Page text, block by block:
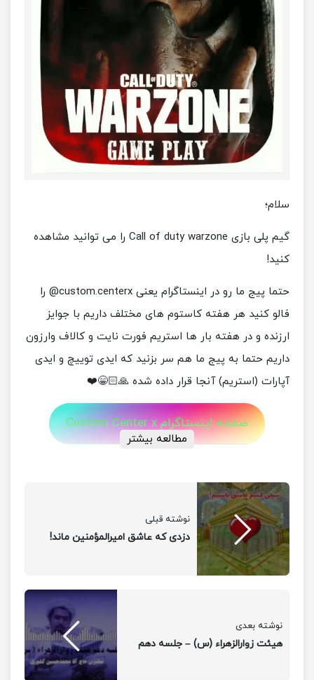
سلام؛
گیم پلی بازی Call of duty warzone را می توانید مشاهده
کنید!
حتما پیج ما رو در اینستاگرام یعنی custom.centerx@ را
فالو کنید هر هفته کاستوم های مختلف داریم با جوایز
ارزنده و در هفته بار ها استریم فورت نایت و کالاف وارزون
داریم حتما به پیج ما هم سر بزنید که ایدی توییچ و ایدی
آپارات (استریم) آنجا قرار داده شده 🙏🏻😁❤️
صفحه اینستاگرام Custom Center x
مطالعه بیشتر
نوشته قبلی
دزدی که عاشق امیرالمؤمنین ماند!
نوشته بعدی
هیئت زوارالزهراء (س) – جلسه دهم